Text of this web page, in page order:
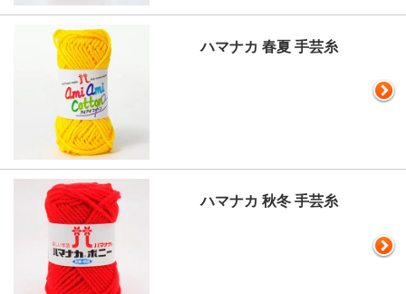
ハマナカ 春夏 手芸糸
ハマナカ 秋冬 手芸糸